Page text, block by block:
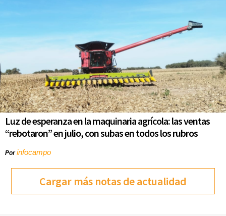
Luz de esperanza en la maquinaria agrícola: las ventas
“rebotaron” en julio, con subas en todos los rubros
Porinfocampo
Cargar más notas de actualidad